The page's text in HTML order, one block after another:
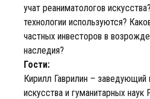
учат реаниматологов
технологии используются?
частных инвесторов в
наследия?
Гости:
Кирилл Гаврилин – заведующий
искусства и гуманитарных наук